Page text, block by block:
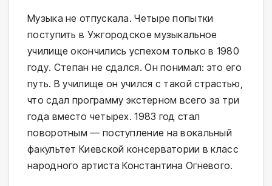
Музыка не отпускала. Четыре попытки
поступить в Ужгородское музыкальное
училище окончились успехом только в 1980
году. Степан не сдался. Он понимал: это его
путь. В училище он учился с такой страстью,
что сдал программу экстерном всего за три
года вместо четырех. 1983 год стал
поворотным — поступление на вокальный
факультет Киевской консерватории в класс
народного артиста Константина Огневого.